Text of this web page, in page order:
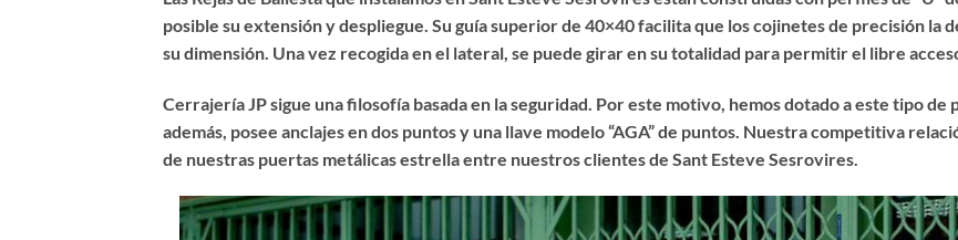
posible su extensión y despliegue. Su guía superior de 40×40 facilita que los cojinetes de precisión la
su dimensión. Una vez recogida en el lateral, se puede girar en su totalidad para permitir el libre
Cerrajería JP sigue una filosofía basada en la seguridad. Por este motivo, hemos dotado a este tipo de
además, posee anclajes en dos puntos y una llave modelo “AGA” de puntos. Nuestra competitiva
de nuestras puertas metálicas estrella entre nuestros clientes de Sant Esteve Sesrovires.